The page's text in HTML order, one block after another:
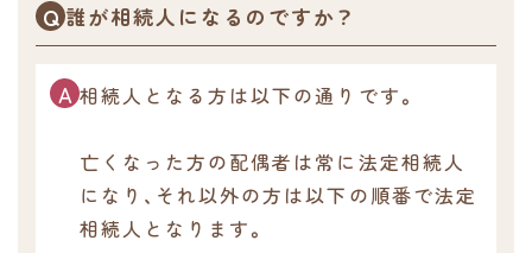
誰が相続人になるのですか？
相続人となる方は以下の通りです。
亡くなった方の配偶者は常に法定相続人
になり、それ以外の方は以下の順番で法定
相続人となります。